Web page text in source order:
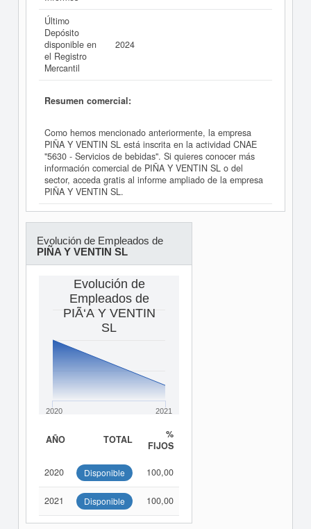
Último
Depósito
disponible en
el Registro
Mercantil
2024
Resumen comercial:
Como hemos mencionado anteriormente, la empresa
PIÑA Y VENTIN SL está inscrita en la actividad CNAE
"5630 - Servicios de bebidas". Si quieres conocer más
información comercial de PIÑA Y VENTIN SL o del
sector, acceda gratis al informe ampliado de la empresa
PIÑA Y VENTIN SL.
Evolución de Empleados de
PIÑA Y VENTIN SL
Evolución de
Empleados de
PIÃ‘A Y VENTIN
SL
2020 2021
AÑO TOTAL
%
FIJOS
2020 Disponible 100,00
2021 Disponible 100,00